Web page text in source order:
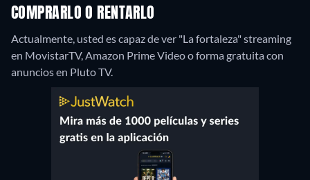
COMPRARLO O RENTARLO
Actualmente, usted es capaz de ver "La fortaleza" streaming
en MovistarTV, Amazon Prime Video o forma gratuita con
anuncios en Pluto TV.